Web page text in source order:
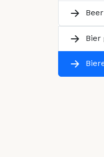
Bier